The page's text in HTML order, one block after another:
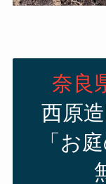
奈良
西原
「お